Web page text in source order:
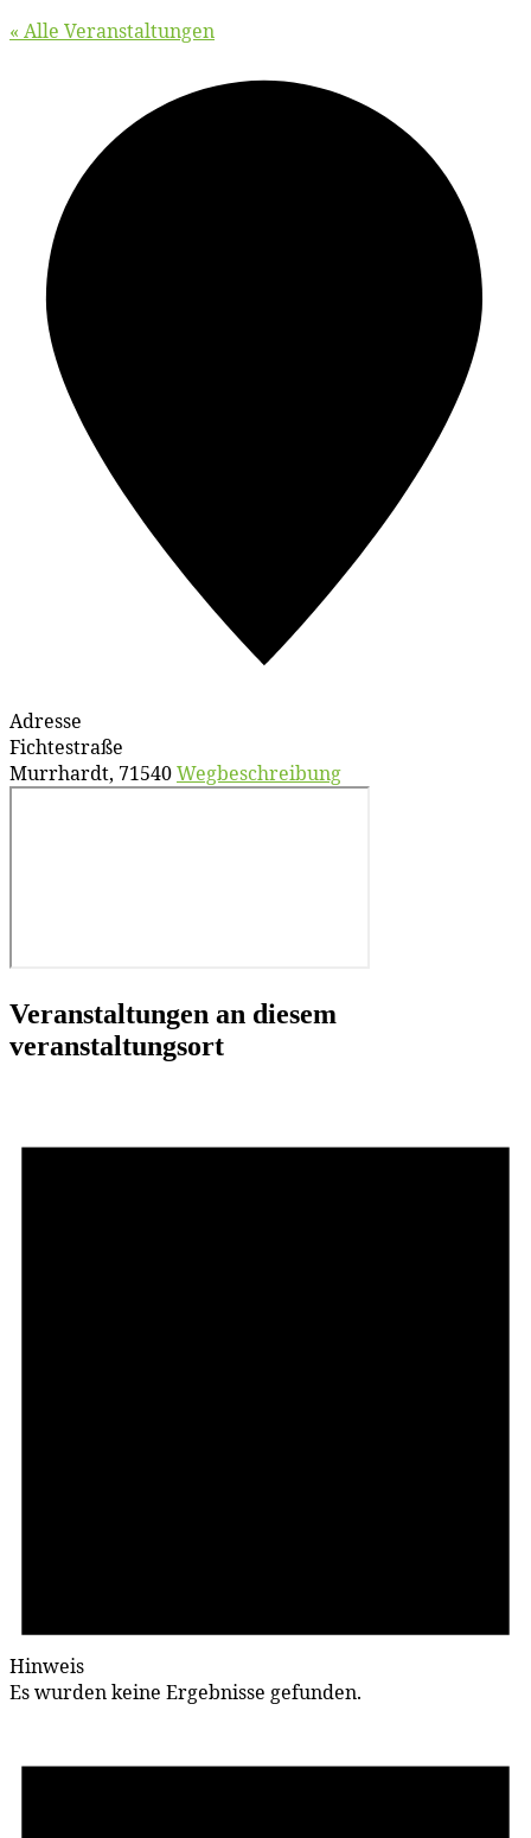
« Alle Veranstaltungen
Adresse
Fichtestraße
Murrhardt, 71540Wegbeschreibung
Veranstaltungen an diesem
veranstaltungsort
Hinweis
Es wurden keine Ergebnisse gefunden.